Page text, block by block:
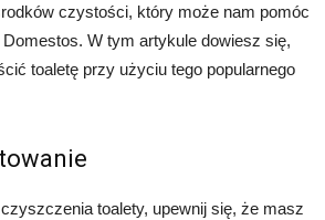
czystości, który może nam pomóc
W tym artykule dowiesz się,
toaletę przy użyciu tego popularnego
toalety, upewnij się, że masz